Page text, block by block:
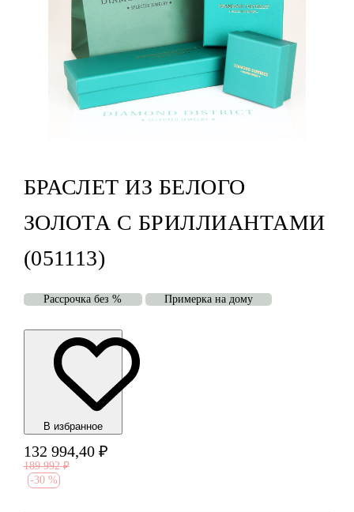
БРАСЛЕТ ИЗ БЕЛОГО
ЗОЛОТА С БРИЛЛИАНТАМИ
(051113)
Рассрочка без % Примерка на дому
В избранноe
132 994,40 ₽
189 992 ₽
-30 %